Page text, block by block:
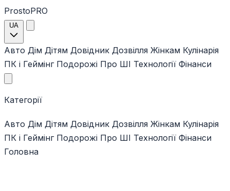
ProstoPRO
UA
Авто Дім Дітям Довідник Дозвілля Жінкам Кулінарія
ПК і Геймінг Подорожі Про ШІ Технології Фінанси
Категорії
Авто Дім Дітям Довідник Дозвілля Жінкам Кулінарія
ПК і Геймінг Подорожі Про ШІ Технології Фінанси
Головна